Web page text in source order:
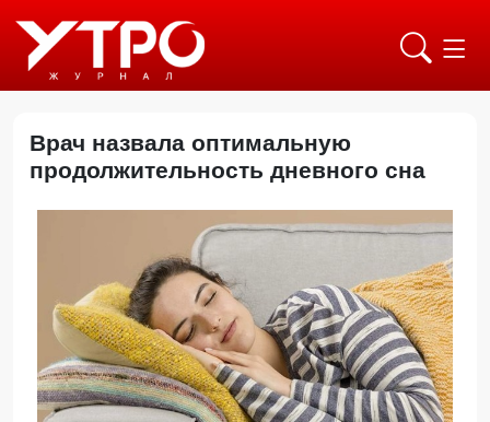
Врач назвала оптимальную
продолжительность дневного сна